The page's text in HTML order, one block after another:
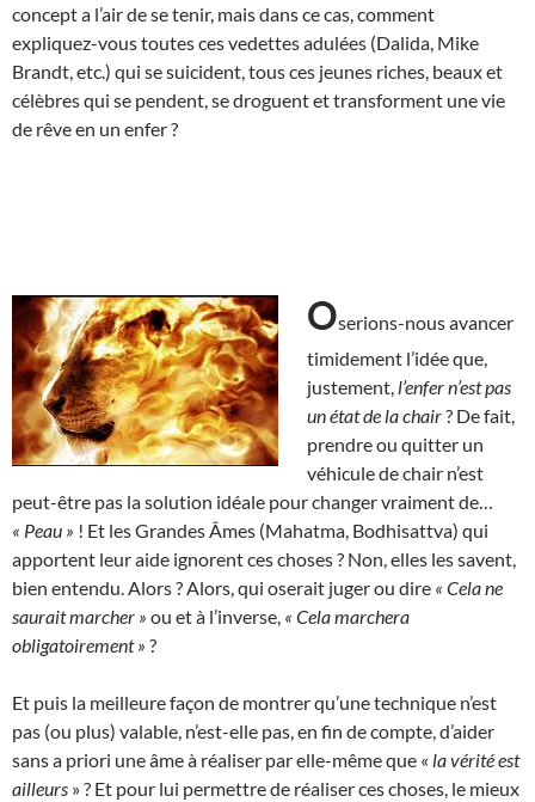
concept a l’air de se tenir, mais dans ce cas, comment
expliquez-vous toutes ces vedettes adulées (Dalida, Mike
Brandt, etc.) qui se suicident, tous ces jeunes riches, beaux et
célèbres qui se pendent, se droguent et transforment une vie
de rêve en un enfer ?
Oserions-nous avancer
timidement l’idée que,
justement, l’enfer n’est pas
un état de la chair? De fait,
prendre ou quitter un
véhicule de chair n’est
peut-être pas la solution idéale pour changer vraiment de…
« Peau » ! Et les Grandes Âmes (Mahatma, Bodhisattva) qui
apportent leur aide ignorent ces choses ? Non, elles les savent,
bien entendu. Alors ? Alors, qui oserait juger ou dire « Cela ne
saurait marcher » ou et à l’inverse, « Cela marchera
obligatoirement » ?
Et puis la meilleure façon de montrer qu’une technique n’est
pas (ou plus) valable, n’est-elle pas, en fin de compte, d’aider
sans a priori une âme à réaliser par elle-même que « la vérité est
ailleurs » ? Et pour lui permettre de réaliser ces choses, le mieux